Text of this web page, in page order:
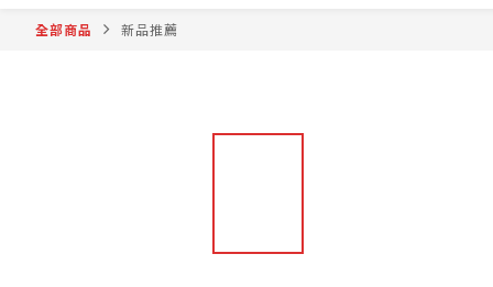
全部商品 新品推薦